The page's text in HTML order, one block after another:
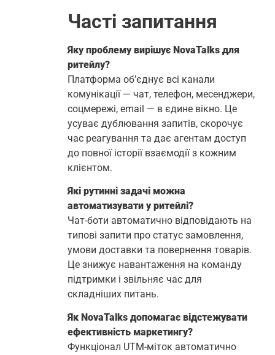
Часті запитання
Яку проблему вирішує NovaTalks для
ритейлу?
Платформа об’єднує всі канали
комунікації — чат, телефон, месенджери,
соцмережі, email — в єдине вікно. Це
усуває дублювання запитів, скорочує
час реагування та дає агентам доступ
до повної історії взаємодії з кожним
клієнтом.
Які рутинні задачі можна
автоматизувати у ритейлі?
Чат-боти автоматично відповідають на
типові запити про статус замовлення,
умови доставки та повернення товарів.
Це знижує навантаження на команду
підтримки і звільняє час для
складніших питань.
Як NovaTalks допомагає відстежувати
ефективність маркетингу?
Функціонал UTM-міток автоматично